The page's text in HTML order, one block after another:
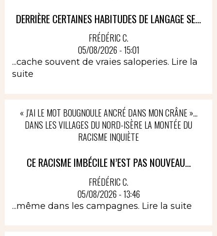
DERRIÈRE CERTAINES HABITUDES DE LANGAGE SE...
FRÉDÉRIC C.
05/08/2026 - 15:01
...cache souvent de vraies saloperies. Lire la
suite
« J’AI LE MOT BOUGNOULE ANCRÉ DANS MON CRÂNE »…
DANS LES VILLAGES DU NORD-ISÈRE LA MONTÉE DU
RACISME INQUIÈTE
CE RACISME IMBÉCILE N’EST PAS NOUVEAU...
FRÉDÉRIC C.
05/08/2026 - 13:46
...même dans les campagnes. Lire la suite